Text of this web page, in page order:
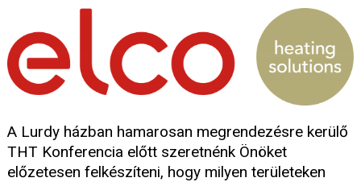
A Lurdy házban hamarosan megrendezésre kerülő
THT Konferencia előtt szeretnénk Önöket
előzetesen felkészíteni, hogy milyen területeken